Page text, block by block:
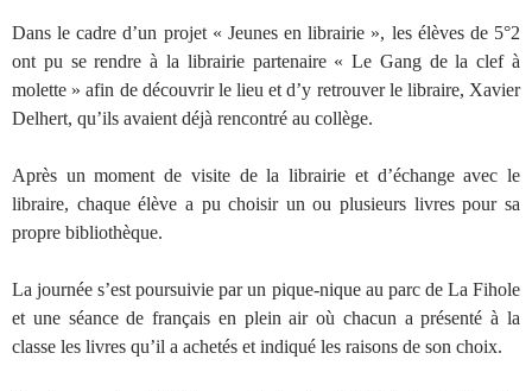
Dans le cadre d’un projet « Jeunes en librairie », les élèves de 5°2
ont pu se rendre à la librairie partenaire « Le Gang de la clef à
molette » afin de découvrir le lieu et d’y retrouver le libraire, Xavier
Delhert, qu’ils avaient déjà rencontré au collège.
Après un moment de visite de la librairie et d’échange avec le
libraire, chaque élève a pu choisir un ou plusieurs livres pour sa
propre bibliothèque.
La journée s’est poursuivie par un pique-nique au parc de La Fihole
et une séance de français en plein air où chacun a présenté à la
classe les livres qu’il a achetés et indiqué les raisons de son choix.